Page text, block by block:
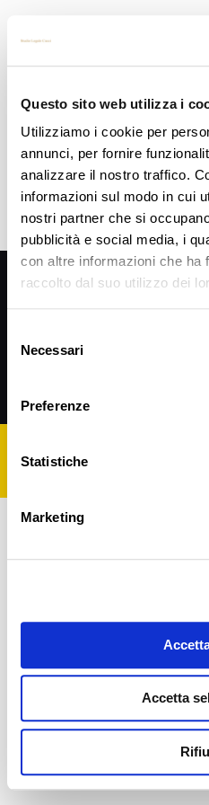
Questo sito web utilizza i
Utilizziamo i cookie per
annunci, per fornire
analizzare il nostro traffico.
informazioni sul modo in cui
nostri partner che si
pubblicità e social media, i
con altre informazioni che ha
raccolto dal suo utilizzo dei
delNecessari
Preferenze
Statistiche
Marketing
Accetta
“DEEP WEB” : TERRA DI
Il Deep Web, o, peggio ancora, quella sua
Privacy Policy
P.IVA 02203350406 | Cod.